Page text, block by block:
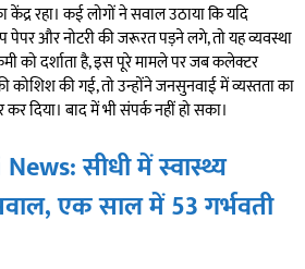
रहा। कई लोगों ने सवाल उठाया कि यदि
पेपर और नोटरी की जरूरत पड़ने लगे, तो यह व्यवस्था
को दर्शाता है, इस पूरे मामले पर जब कलेक्टर
कोशिश की गई, तो उन्होंने जनसुनवाई में व्यस्तता का
दिया। बाद में भी संपर्क नहीं हो सका।
सीधी में स्वास्थ्य
एक साल में 53 गर्भवती